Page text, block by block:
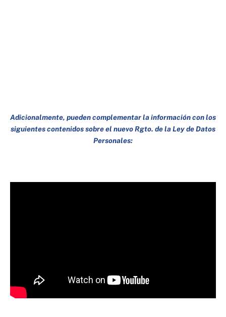
Adicionalmente, pueden complementar la información con los
siguientes contenidos sobre el nuevo Rgto. de la Ley de Datos
Personales: